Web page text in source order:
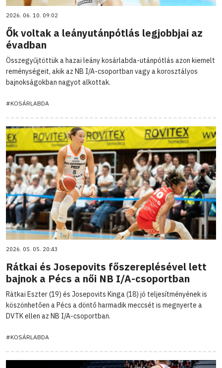
2026. 06. 10. 09:02
Ők voltak a leányutánpótlás legjobbjai az
évadban
Összegyűjtöttük a hazai leány kosárlabda-utánpótlás azon kiemelt
reménységeit, akik az NB I/A-csoportban vagy a korosztályos
bajnokságokban nagyot alkottak.
#KOSÁRLABDA
2026. 05. 05. 20:43
Rátkai és Josepovits főszereplésével lett
bajnok a Pécs a női NB I/A-csoportban
Rátkai Eszter (19) és Josepovits Kinga (18) jó teljesítményének is
köszönhetően a Pécs a döntő harmadik meccsét is megnyerte a
DVTK ellen az NB I/A-csoportban.
#KOSÁRLABDA